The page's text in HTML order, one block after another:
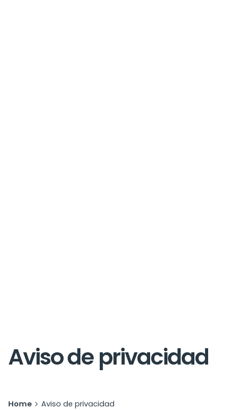
Aviso de privacidad
Home Aviso de privacidad